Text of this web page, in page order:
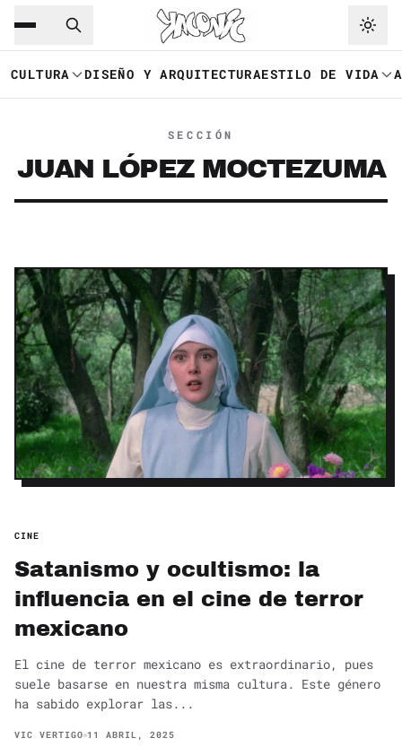
Saltar al contenido principal
CULTURA DISEÑO Y ARQUITECTURAESTILO DE VIDA
SECCIÓN
JUAN LÓPEZ MOCTEZUMA
CINE
Satanismo y ocultismo: la
influencia en el cine de terror
mexicano
El cine de terror mexicano es extraordinario, pues
suele basarse en nuestra misma cultura. Este género
ha sabido explorar las...
VIC VERTIGO 11 ABRIL, 2025